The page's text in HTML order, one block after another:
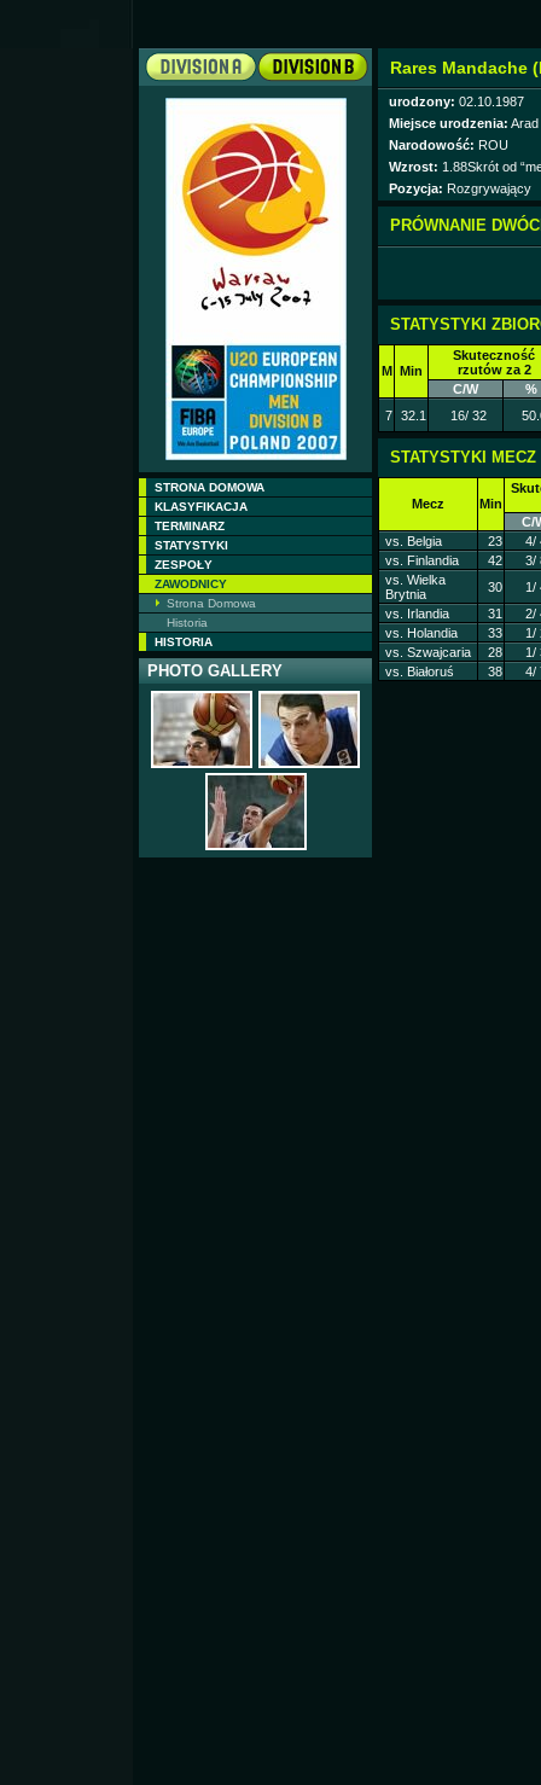
STRONA DOMOWA
KLASYFIKACJA
TERMINARZ
STATYSTYKI
ZESPOŁY
ZAWODNICY
Strona Domowa
Historia
HISTORIA
PHOTO GALLERY
Rares Mandache
urodzony: 02.10.1987
Miejsce urodzenia:
Narodowość: ROU
Wzrost: 1.88Skrót od
Pozycja: Rozgrywający
PRÓWNANIE
STATYSTYKI
M Min
Skuteczność
rzutów za 2
C/W
%
7 32.1 16/ 32
STATYSTYKI MECZ
Mecz Min
C/
vs. Belgia
23
4/
vs. Finlandia
42
3/
vs. Wielka
Brytnia
30
1/
vs. Irlandia
31
2/
vs. Holandia
33
1/
vs. Szwajcaria
28
1/
vs. Białoruś
38 4/